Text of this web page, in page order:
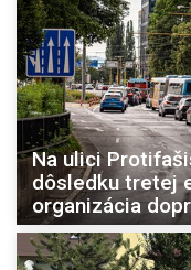
Na ulici
dôsledku tretej
organizácia